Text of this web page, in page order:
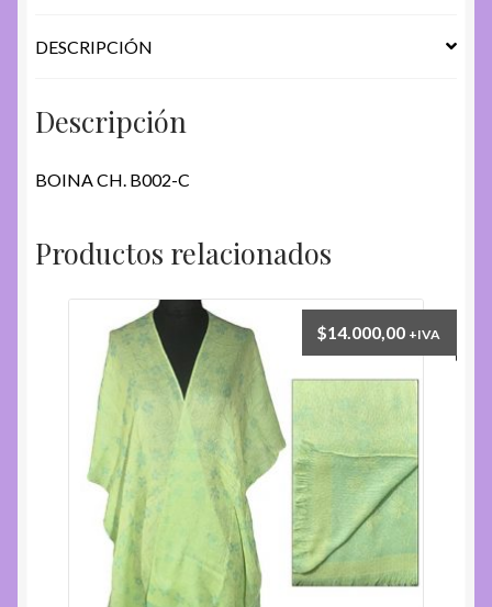
DESCRIPCIÓN
Descripción
BOINA CH. B002-C
Productos relacionados
$14.000,00 +IVA